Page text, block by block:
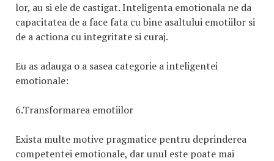
lor, au si ele de castigat. Inteligenta emotionala ne da
capacitatea de a face fata cu bine asaltului emotiilor si
de a actiona cu integritate si curaj.
Eu as adauga o a sasea categorie a inteligentei
emotionale:
6.Transformarea emotiilor
Exista multe motive pragmatice pentru deprinderea
competentei emotionale, dar unul este poate mai